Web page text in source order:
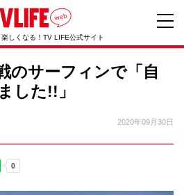
しくなる！TV LIFE公式サイト
のサーフィンで「自
した!!」
2020年09月30日